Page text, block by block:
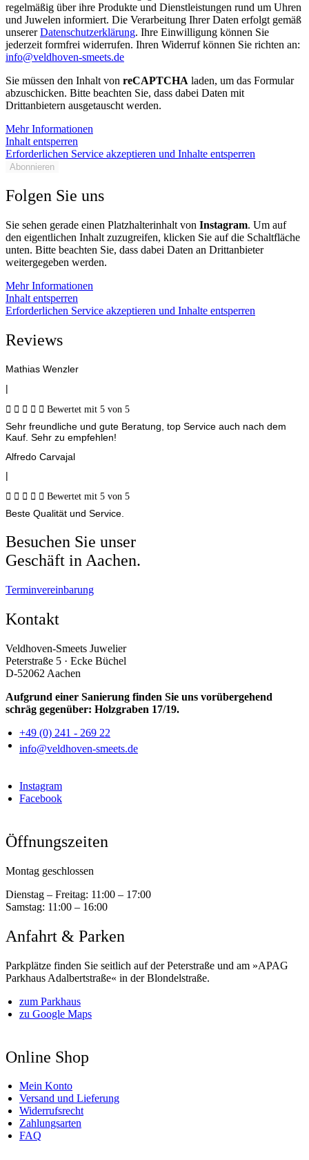
regelmäßig über ihre Produkte und Dienstleistungen rund um Uhren
und Juwelen informiert. Die Verarbeitung Ihrer Daten erfolgt gemäß
unsererDatenschutzerklärung. Ihre Einwilligung können Sie
jederzeit formfrei widerrufen. Ihren Widerruf können Sie richten an:
info@veldhoven-smeets.de
Sie müssen den Inhalt von reCAPTCHA laden, um das Formular
abzuschicken. Bitte beachten Sie, dass dabei Daten mit
Drittanbietern ausgetauscht werden.
Mehr Informationen
Inhalt entsperren
Erforderlichen Service akzeptieren und Inhalte entsperren
Abonnieren
Folgen Sie uns
Sie sehen gerade einen Platzhalterinhalt von Instagram. Um auf
den eigentlichen Inhalt zuzugreifen, klicken Sie auf die Schaltfläche
unten. Bitte beachten Sie, dass dabei Daten an Drittanbieter
weitergegeben werden.
Mehr Informationen
Inhalt entsperren
Erforderlichen Service akzeptieren und Inhalte entsperren
Reviews
Mathias Wenzler
|
     Bewertet mit 5 von 5
Sehr freundliche und gute Beratung, top Service auch nach dem
Kauf. Sehr zu empfehlen!
Alfredo Carvajal
|
     Bewertet mit 5 von 5
Beste Qualität und Service.
Besuchen Sie unser
Geschäft in Aachen.
Terminvereinbarung
Kontakt
Veldhoven-Smeets Juwelier
Peterstraße 5 · Ecke Büchel
D-52062 Aachen
Aufgrund einer Sanierung finden Sie uns vorübergehend
schräg gegenüber: Holzgraben 17/19.
+49 (0) 241 - 269 22
info@veldhoven-smeets.de
Instagram
Facebook
Öffnungszeiten
Montag geschlossen
Dienstag – Freitag: 11:00 – 17:00
Samstag: 11:00 – 16:00
Anfahrt & Parken
Parkplätze finden Sie seitlich auf der Peterstraße und am »APAG
Parkhaus Adalbertstraße« in der Blondelstraße.
zum Parkhaus
zu Google Maps
Online Shop
Mein Konto
Versand und Lieferung
Widerrufsrecht
Zahlungsarten
FAQ